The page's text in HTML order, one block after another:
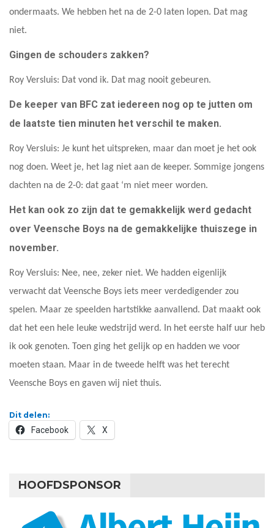
ondermaats. We hebben het na de 2-0 laten lopen. Dat mag
niet.
Gingen de schouders zakken?
Roy Versluis: Dat vond ik. Dat mag nooit gebeuren.
De keeper van BFC zat iedereen nog op te jutten om
de laatste tien minuten het verschil te maken.
Roy Versluis: Je kunt het uitspreken, maar dan moet je het ook
nog doen. Weet je, het lag niet aan de keeper. Sommige jongens
dachten na de 2-0: dat gaat ‘m niet meer worden.
Het kan ook zo zijn dat te gemakkelijk werd gedacht
over Veensche Boys na de gemakkelijke thuiszege in
november.
Roy Versluis: Nee, nee, zeker niet. We hadden eigenlijk
verwacht dat Veensche Boys iets meer verdedigender zou
spelen. Maar ze speelden hartstikke aanvallend. Dat maakt ook
dat het een hele leuke wedstrijd werd. In het eerste half uur heb
ik ook genoten. Toen ging het gelijk op en hadden we voor
moeten staan. Maar in de tweede helft was het terecht
Veensche Boys en gaven wij niet thuis.
Dit delen:
Facebook X
HOOFDSPONSOR